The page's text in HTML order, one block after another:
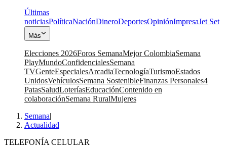
Últimas
noticiasPolíticaNaciónDineroDeportesOpiniónImpresaJet Set
Más
Elecciones 2026Foros SemanaMejor ColombiaSemana
PlayMundoConfidencialesSemana
TVGenteEspecialesArcadiaTecnologíaTurismoEstados
UnidosVehículosSemana SostenibleFinanzas Personales4
PatasSaludLoteríasEducaciónContenido en
colaboraciónSemana RuralMujeres
Semana|
Actualidad
TELEFONÍA CELULAR